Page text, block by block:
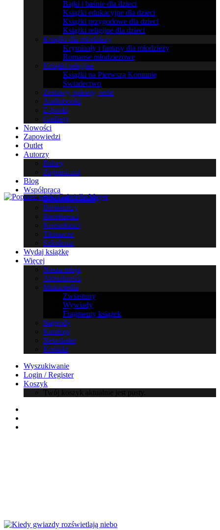
Bajki i baśnie dla dzieci
Książki edukacyjne dla dzieci
Książki przygodowe dla dzieci
Książki religijne dla dzieci
Książki dla młodzieży
Kryminały i fantasy dla młodzieży
Romanse młodzieżowe
Książki religijne
Książki na Pierwszą Komunię
Świadectwo
Zestawy, pakiety, serie
Audiobooki
E-booki
Gadżety
Nowości
Zapowiedzi
Outlet
Autorzy
Polscy
Zagraniczni
Blog
Współpraca
Biblioteki i szkoły
Ilustratorzy
Recenzenci
Konsultanci
Tłumacze
Szkolenia
Wydaj książkę
Więcej
Nasza misja
Aktualności
Multimedia
Zwiastuny
Wywiady
Fragmenty książek
Nagrody
Katalogi
Newsletter
Kontakt
Wyszukiwanie
Login / Register
Koszyk
Twój koszyk aktualnie jest pusty.